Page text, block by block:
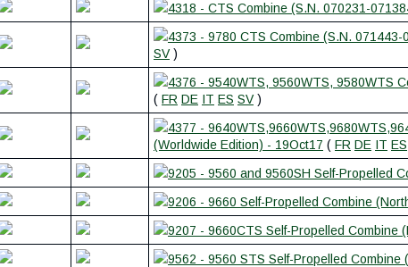
4318 - CTS Combine (S.N. 070231-
4373 - 9780 CTS Combine (S.N.
SV)
4376 - 9540WTS, 9560WTS, 9580WTS
( FR DE IT ES SV)
4377 -
(Worldwide Edition) - 19Oct17 ( FR DE IT ES
9205 - 9560 and 9560SH Self-Propelled
9206 - 9660 Self-Propelled Combine
9207 - 9660CTS Self-Propelled Combine
9562 - 9560 STS Self-Propelled Combine